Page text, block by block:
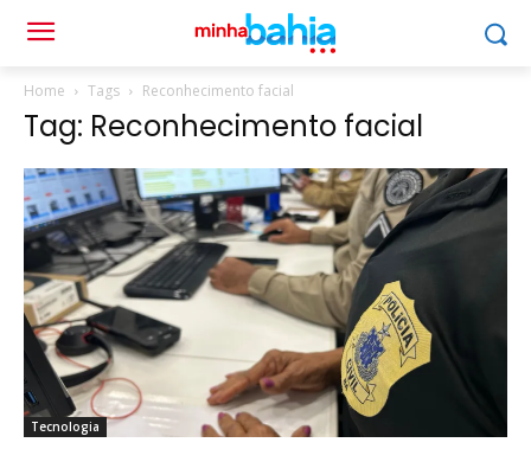
Home Tags Reconhecimento facial
Tag: Reconhecimento facial
Tecnologia